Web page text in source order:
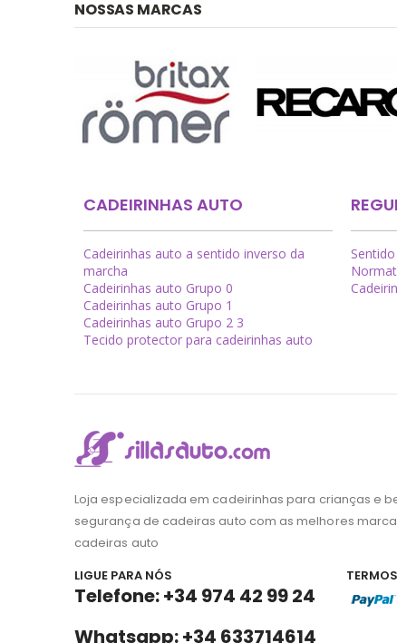
NOSSAS MARCAS
CADEIRINHAS AUTO
Cadeirinhas auto a sentido inverso da
marcha
Cadeirinhas auto Grupo 0
Cadeirinhas auto Grupo 1
Cadeirinhas auto Grupo 2 3
Tecido protector para cadeirinhas auto
Loja especializada em cadeirinhas para crianças e
segurança de cadeiras auto com as melhores
cadeiras auto
LIGUE PARA NÓS
Telefone: +34 974 42 99 24
Whatsapp: +34 633714614